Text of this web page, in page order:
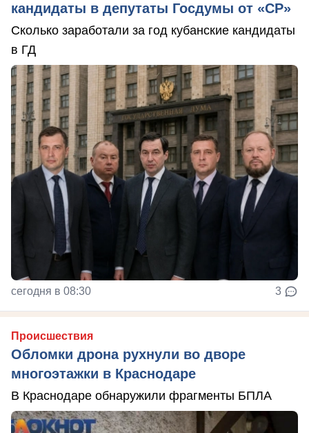
кандидаты в депутаты Госдумы от «СР»
Сколько заработали за год кубанские кандидаты
в ГД
сегодня в 08:30 3
Происшествия
Обломки дрона рухнули во дворе
многоэтажки в Краснодаре
В Краснодаре обнаружили фрагменты БПЛА